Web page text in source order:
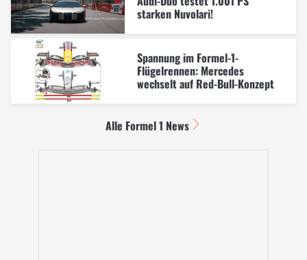
starken Nuvolari!
Spannung im Formel-1-
Flügelrennen: Mercedes
wechselt auf Red-Bull-Konzept
Alle Formel 1 News